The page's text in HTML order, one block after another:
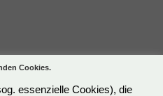
Cookies.
essenzielle Cookies), die